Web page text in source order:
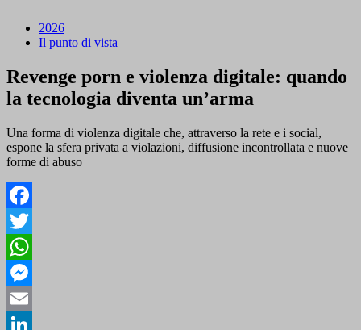
2026
Il punto di vista
Revenge porn e violenza digitale: quando
la tecnologia diventa un’arma
Una forma di violenza digitale che, attraverso la rete e i social,
espone la sfera privata a violazioni, diffusione incontrollata e nuove
forme di abuso
Facebook
Twitter
WhatsApp
Messenger
Email